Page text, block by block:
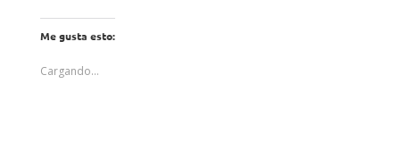
Me gusta esto:
Cargando...